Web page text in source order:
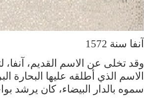
آنفا سنة 1572
وقد تخلى عن الاسم القديم، آنفا،
الاسم الذي أطلقه عليها البحارة
سموه بالدار البيضاء، كان يرشد